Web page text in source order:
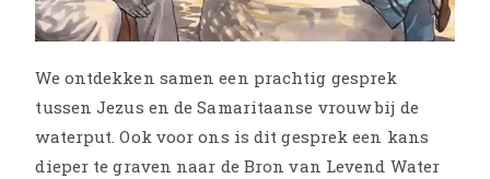
We ontdekken samen een prachtig gesprek
tussen Jezus en de Samaritaanse vrouw bij de
waterput. Ook voor ons is dit gesprek een kans
dieper te graven naar de Bron van Levend Water